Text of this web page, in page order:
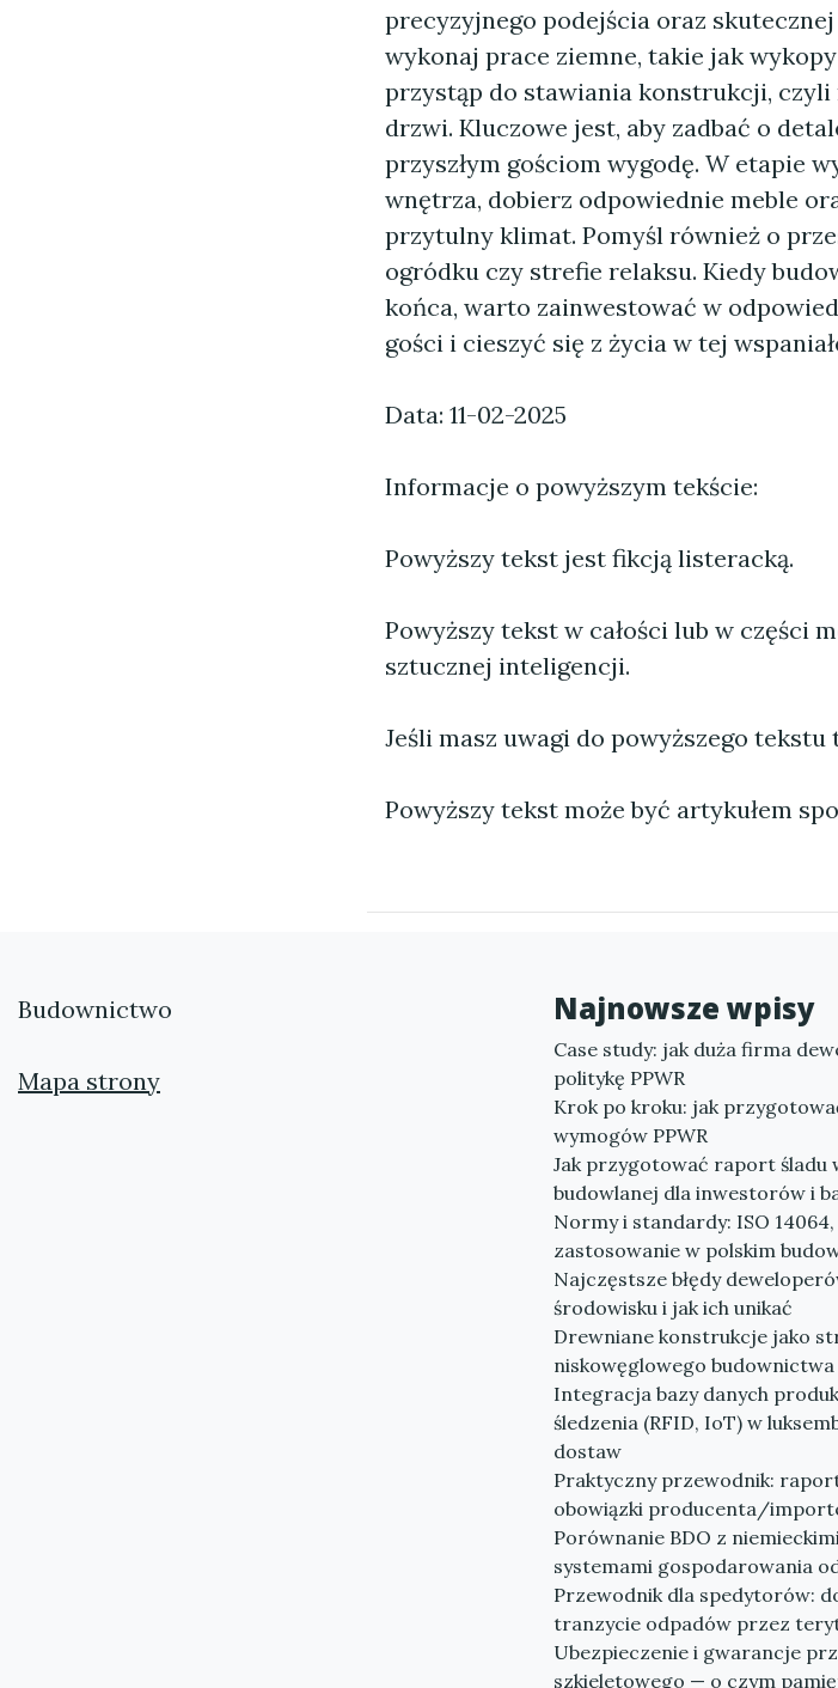
precyzyjnego podejścia oraz
wykonaj prace ziemne, takie jak
przystąp do stawiania konstrukcji,
drzwi. Kluczowe jest, aby zadbać o
przyszłym gościom wygodę. W etapie
wnętrza, dobierz odpowiednie meble
przytulny klimat. Pomyśl również o
ogródku czy strefie relaksu. Kiedy
końca, warto zainwestować w
gości i cieszyć się z życia w tej
Data: 11-02-2025
Informacje o powyższym tekście:
Powyższy tekst jest fikcją listeracką.
Powyższy tekst w całości lub w części
sztucznej inteligencji.
Jeśli masz uwagi do powyższego
Powyższy tekst może być artykułem
Budownictwo
Mapa strony
Najnowsze wpisy
Case study: jak duża firma
politykę PPWR
Krok po kroku: jak
wymogów PPWR
Jak przygotować raport śladu
budowlanej dla inwestorów i
Normy i standardy: ISO 14064,
zastosowanie w polskim
Najczęstsze błędy
środowisku i jak ich unikać
Drewniane konstrukcje jako
niskowęglowego budownictwa
Integracja bazy danych
śledzenia (RFID, IoT) w
dostaw
Praktyczny przewodnik:
obowiązki producenta/
Porównanie BDO z
systemami gospodarowania
Przewodnik dla spedytorów:
tranzycie odpadów przez
Ubezpieczenie i gwarancje
szkieletowego — o czym